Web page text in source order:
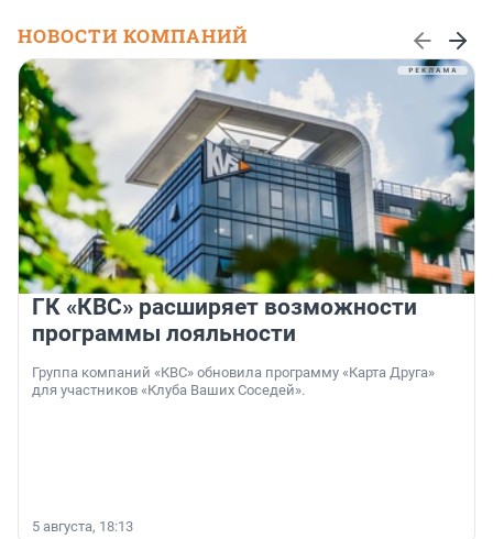
НОВОСТИ КОМПАНИЙ
ГК «КВС» расширяет возможности
программы лояльности
Группа компаний «КВС» обновила программу «Карта Друга»
для участников «Клуба Ваших Соседей».
5 августа, 18:13